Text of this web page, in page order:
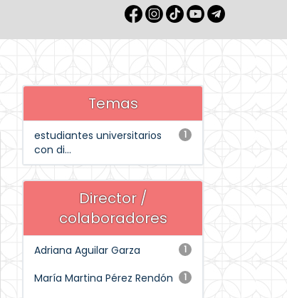
Temas
1
estudiantes universitarios
con di...
Director /
colaboradores
1
Adriana Aguilar Garza
1
María Martina Pérez Rendón